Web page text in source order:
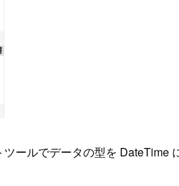
ールでデータの型を